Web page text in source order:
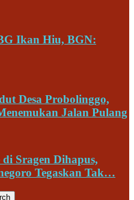
Ikan Hiu, BGN:
Desa Probolinggo,
Jalan Pulang
Sragen Dihapus,
Tegaskan Tak…